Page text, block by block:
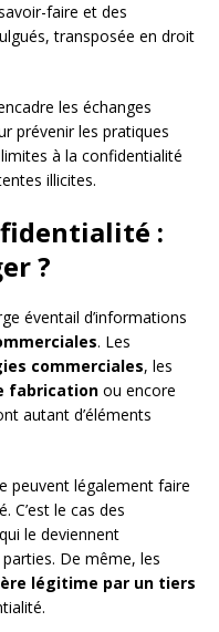
faire et des
transposée en droit
les échanges
prévenir les pratiques
à la confidentialité
illicites.
:
?
éventail d’informations
. Les
commerciales, les
fabrication ou encore
autant d’éléments
peuvent légalement faire
C’est le cas des
le deviennent
De même, les
légitime par un tiers